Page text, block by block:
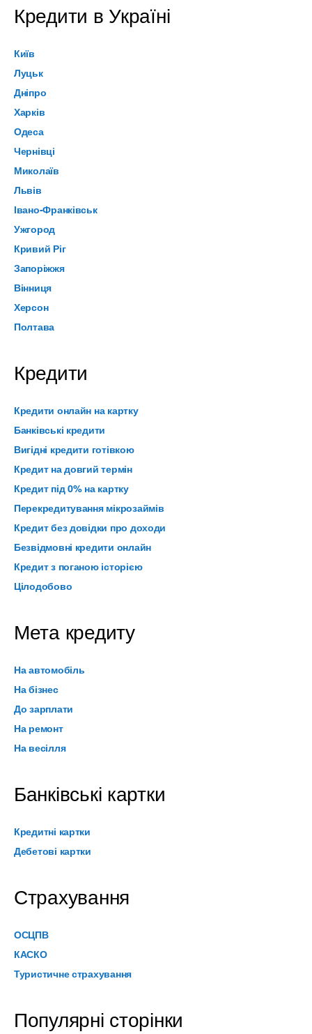
Кредити в Україні
Київ
Луцьк
Дніпро
Харків
Одеса
Чернівці
Миколаїв
Львів
Івано-Франківськ
Ужгород
Кривий Ріг
Запоріжжя
Вінниця
Херсон
Полтава
Кредити
Кредити онлайн на картку
Банківські кредити
Вигідні кредити готівкою
Кредит на довгий термін
Кредит під 0% на картку
Перекредитування мікрозаймів
Кредит без довідки про доходи
Безвідмовні кредити онлайн
Кредит з поганою історією
Цілодобово
Мета кредиту
На автомобіль
На бізнес
До зарплати
На ремонт
На весілля
Банківські картки
Кредитні картки
Дебетові картки
Страхування
ОСЦПВ
КАСКО
Туристичне страхування
Популярні сторінки